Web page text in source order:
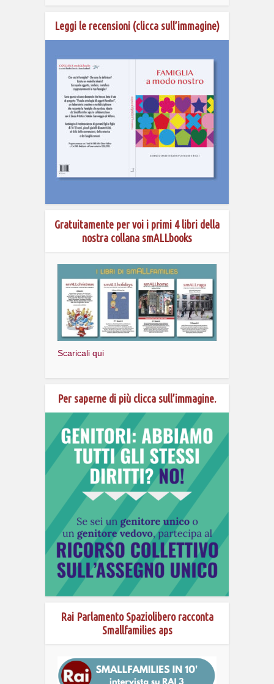
Leggi le recensioni (clicca sull’immagine)
Gratuitamente per voi i primi 4 libri della
nostra collana smALLbooks
Scaricali qui
Per saperne di più clicca sull’immagine.
Rai Parlamento Spaziolibero racconta
Smallfamilies aps